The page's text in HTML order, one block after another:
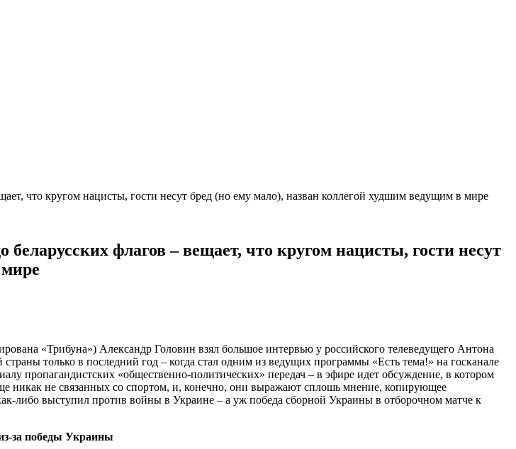
что кругом нацисты, гости несут бред (но ему мало), назван коллегой худшим ведущим в мире
флагов – вещает, что кругом нацисты, гости несут
«Трибуна») Александр Головин взял большое интервью у российского телеведущего Антона
только в последний год – когда стал одним из ведущих программы «Есть тема!» на госканале
«общественно-политических» передач – в эфире идет обсуждение, в котором
никак не связанных со спортом, и, конечно, они выражают сплошь мнение, копирующее
либо выступил против войны в Украине – а уж победа сборной Украины в отборочном матче к
за победы Украины